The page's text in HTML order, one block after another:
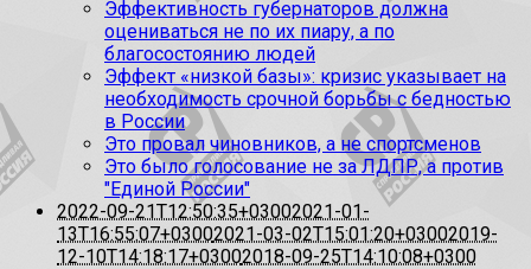
Эффективность губернаторов должна
оцениваться не по их пиару, а по
благосостоянию людей
Эффект «низкой базы»: кризис указывает на
необходимость срочной борьбы с бедностью
в России
Это провал чиновников, а не спортсменов
Это было голосование не за ЛДПР, а против
"Единой России"
2022-09-21T12:50:35+03002021-01-
13T16:55:07+03002021-03-02T15:01:20+03002019-
12-10T14:18:17+03002018-09-25T14:10:08+0300